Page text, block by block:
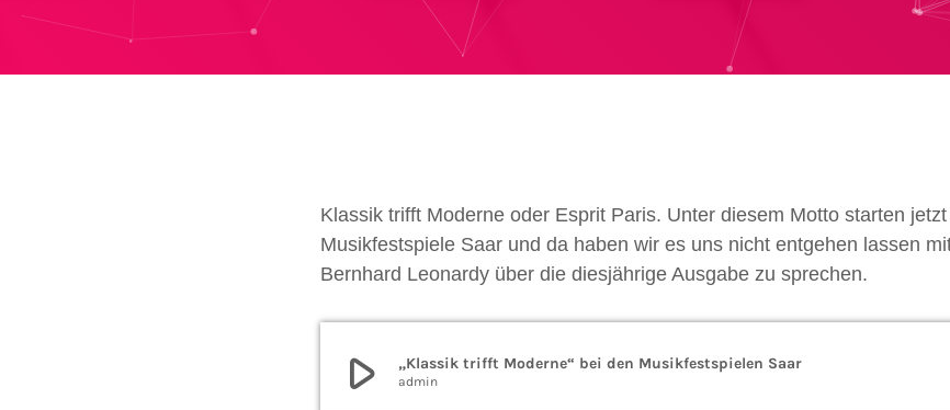
Klassik trifft Moderne oder Esprit Paris. Unter diesem Motto starten
Musikfestspiele Saar und da haben wir es uns nicht entgehen lassen
Bernhard Leonardy über die diesjährige Ausgabe zu sprechen.
play_arrow „Klassik trifft Moderne“ bei den Musikfestspielen Saar
admin